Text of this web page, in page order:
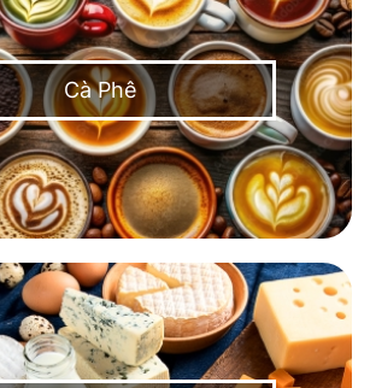
Cà Phê